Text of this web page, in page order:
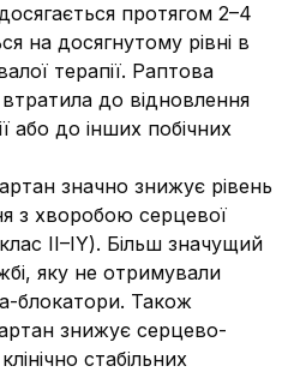
протягом 2–4
на досягнутому рівні в
терапії. Раптова
до відновлення
або до інших побічних
значно знижує рівень
з хворобою серцевої
II–IY). Більш значущий
яку не отримували
блокатори. Також
знижує серцево-
стабільних